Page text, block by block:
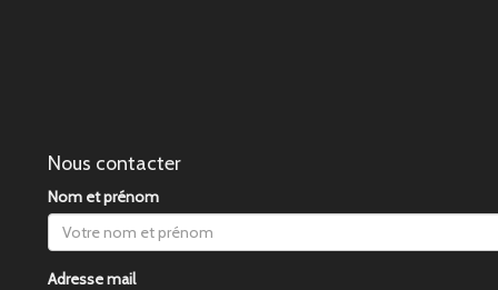
Nous contacter
Nom et prénom
Adresse mail